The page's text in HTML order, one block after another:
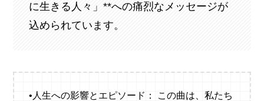
に生きる人々」**への痛烈なメッセージが
込められています。
•人生への影響とエピソード： この曲は、私たち